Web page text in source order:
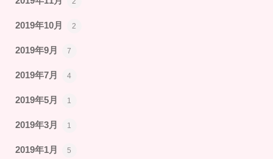
2019年10月 2
2019年9月 7
2019年7月 4
2019年5月 1
2019年3月 1
2019年1月 5